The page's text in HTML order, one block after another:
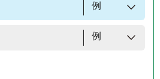
例
例